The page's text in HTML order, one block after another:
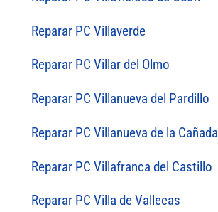
Reparar PC Villaverde
Reparar PC Villar del Olmo
Reparar PC Villanueva del Pardillo
Reparar PC Villanueva de la Cañada
Reparar PC Villafranca del Castillo
Reparar PC Villa de Vallecas